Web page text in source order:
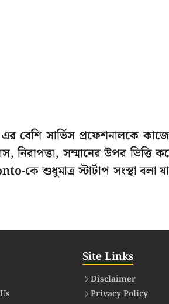
বেশি সার্ভিস প্রফেশনালকে
নিরাপত্তা, সম্মানের উপর ভিত্তি
কে শুধুমাত্র স্টার্টাপ সংস্থা বলা
Site Links
Disclaimer
Privacy Policy